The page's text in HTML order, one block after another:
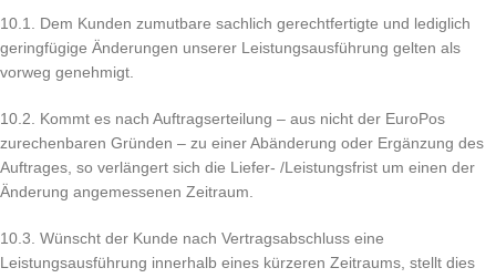
10.1. Dem Kunden zumutbare sachlich gerechtfertigte und lediglich
geringfügige Änderungen unserer Leistungsausführung gelten als
vorweg genehmigt.
10.2. Kommt es nach Auftragserteilung – aus nicht der EuroPos
zurechenbaren Gründen – zu einer Abänderung oder Ergänzung des
Auftrages, so verlängert sich die Liefer- /Leistungsfrist um einen der
Änderung angemessenen Zeitraum.
10.3. Wünscht der Kunde nach Vertragsabschluss eine
Leistungsausführung innerhalb eines kürzeren Zeitraums, stellt dies